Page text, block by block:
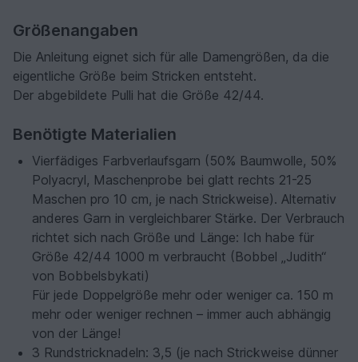
Größenangaben
Die Anleitung eignet sich für alle Damengrößen, da die
eigentliche Größe beim Stricken entsteht.
Der abgebildete Pulli hat die Größe 42/44.
Benötigte Materialien
Vierfädiges Farbverlaufsgarn (50% Baumwolle, 50%
Polyacryl, Maschenprobe bei glatt rechts 21-25
Maschen pro 10 cm, je nach Strickweise). Alternativ
anderes Garn in vergleichbarer Stärke. Der Verbrauch
richtet sich nach Größe und Länge: Ich habe für
Größe 42/44 1000 m verbraucht (Bobbel „Judith“
von Bobbelsbykati)
Für jede Doppelgröße mehr oder weniger ca. 150 m
mehr oder weniger rechnen – immer auch abhängig
von der Länge!
3 Rundstricknadeln: 3,5 (je nach Strickweise dünner